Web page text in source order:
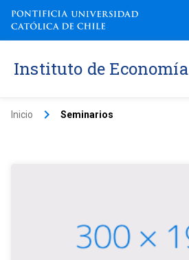
Instituto de Economía
Inicio keyboard_arrow_right Seminarios